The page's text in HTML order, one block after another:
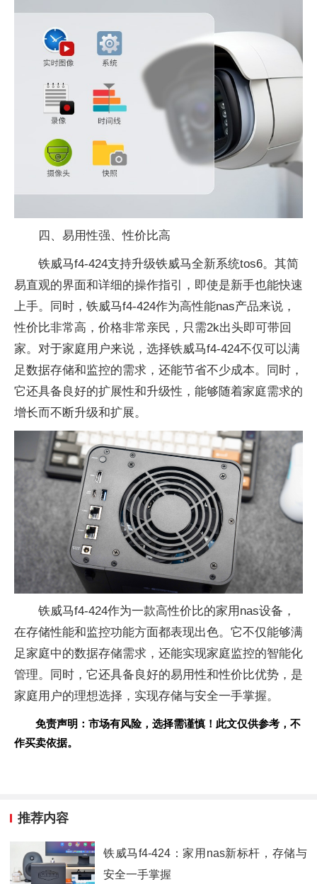
四、易用性强、性价比高
铁威马f4-424支持升级铁威马全新系统tos6。其简
易直观的界面和详细的操作指引，即使是新手也能快速
上手。同时，铁威马f4-424作为高性能nas产品来说，
性价比非常高，价格非常亲民，只需2k出头即可带回
家。对于家庭用户来说，选择铁威马f4-424不仅可以满
足数据存储和监控的需求，还能节省不少成本。同时，
它还具备良好的扩展性和升级性，能够随着家庭需求的
增长而不断升级和扩展。
铁威马f4-424作为一款高性价比的家用nas设备，
在存储性能和监控功能方面都表现出色。它不仅能够满
足家庭中的数据存储需求，还能实现家庭监控的智能化
管理。同时，它还具备良好的易用性和性价比优势，是
家庭用户的理想选择，实现存储与安全一手掌握。
免责声明：市场有风险，选择需谨慎！此文仅供参考，不
作买卖依据。
推荐内容
铁威马f4-424：家用nas新标杆，存储与
安全一手掌握